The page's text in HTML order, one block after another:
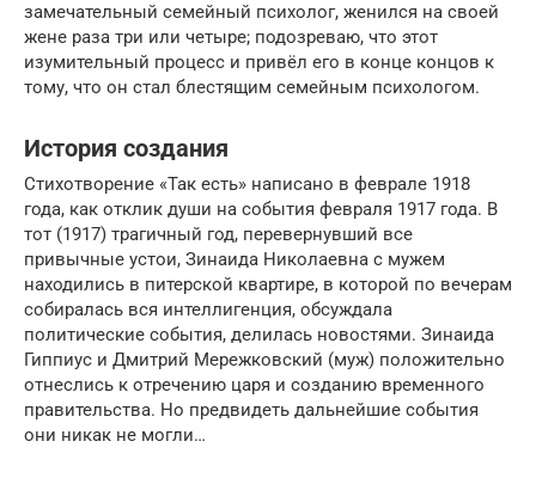
замечательный семейный психолог, женился на своей
жене раза три или четыре; подозреваю, что этот
изумительный процесс и привёл его в конце концов к
тому, что он стал блестящим семейным психологом.
История создания
Стихотворение «Так есть» написано в феврале 1918
года, как отклик души на события февраля 1917 года. В
тот (1917) трагичный год, перевернувший все
привычные устои, Зинаида Николаевна с мужем
находились в питерской квартире, в которой по вечерам
собиралась вся интеллигенция, обсуждала
политические события, делилась новостями. Зинаида
Гиппиус и Дмитрий Мережковский (муж) положительно
отнеслись к отречению царя и созданию временного
правительства. Но предвидеть дальнейшие события
они никак не могли…